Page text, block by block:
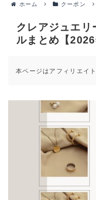
ホーム クーポン
クレアジュエリ
ルまとめ【2026
本ページはアフィリエイ